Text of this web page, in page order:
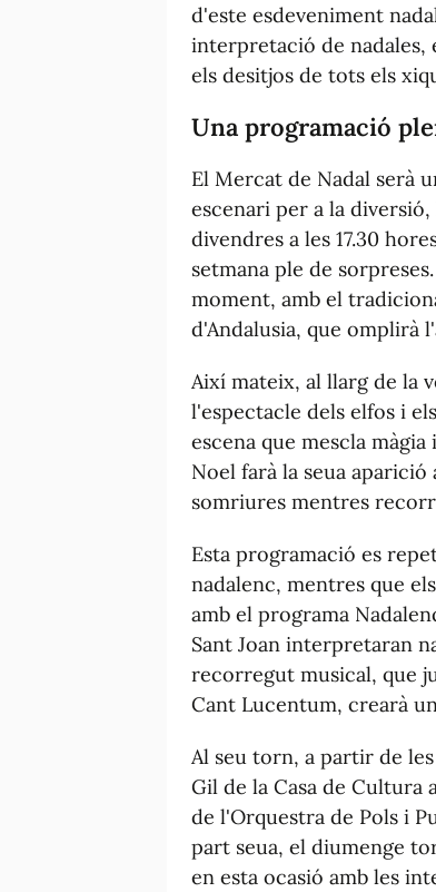
d'este esdeveniment
interpretació de nadales,
els desitjos de tots els
Una programació
El Mercat de Nadal serà
escenari per a la
divendres a les 17.30
setmana ple de
moment, amb el
d'Andalusia, que omplirà
Així mateix, al llarg de la
l'espectacle dels elfos i
escena que mescla
Noel farà la seua
somriures mentres
Esta programació es
nadalenc, mentres que
amb el programa
Sant Joan interpretaran
recorregut musical, que
Cant Lucentum, crearà
Al seu torn, a partir de
Gil de la Casa de Cultura
de l'Orquestra de Pols i
part seua, el diumenge
en esta ocasió amb les